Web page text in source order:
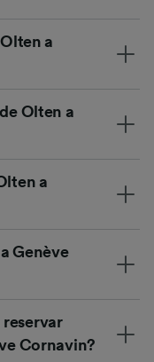
a
Olten a
a
Genève
reservar
Cornavin?